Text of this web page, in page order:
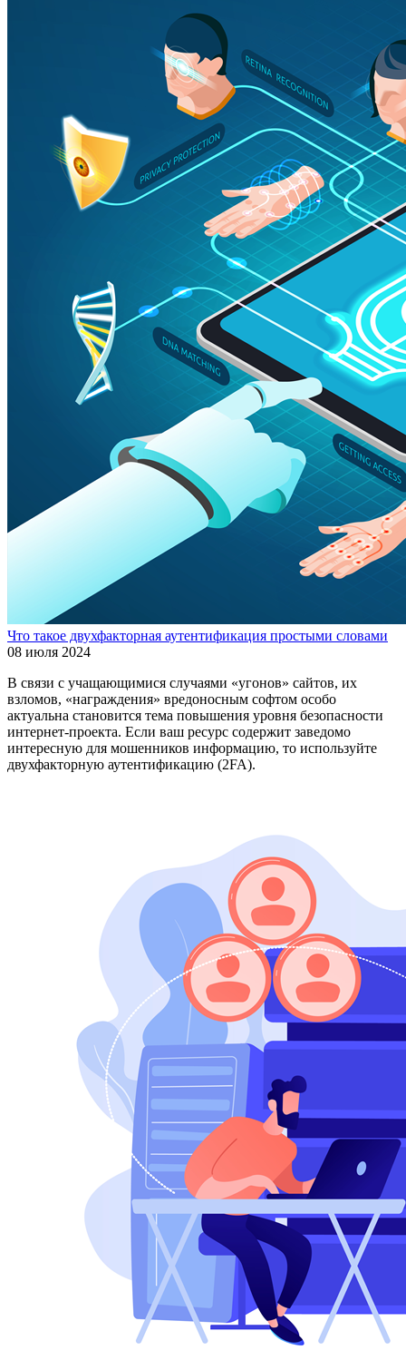
Что такое двухфакторная аутентификация простыми словами
08 июля 2024
В связи с учащающимися случаями «угонов» сайтов, их
взломов, «награждения» вредоносным софтом особо
актуальна становится тема повышения уровня безопасности
интернет-проекта. Если ваш ресурс содержит заведомо
интересную для мошенников информацию, то используйте
двухфакторную аутентификацию (2FA).